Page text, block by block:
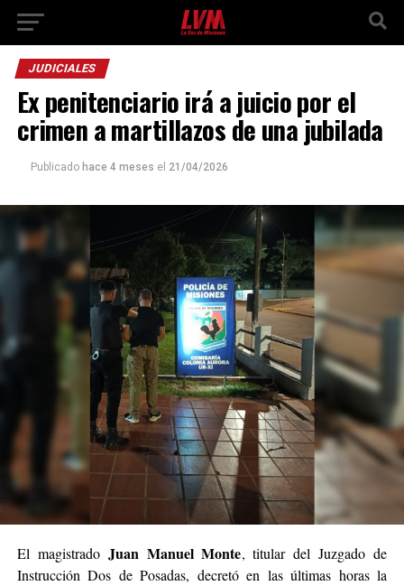
JUDICIALES
Ex penitenciario irá a juicio por el
crimen a martillazos de una jubilada
Publicado hace 4 meses el 21/04/2026
El magistrado Juan Manuel Monte, titular del Juzgado de
Instrucción Dos de Posadas, decretó en las últimas horas la